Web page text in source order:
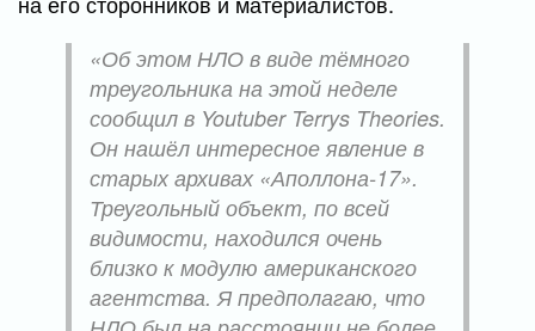
«Об этом НЛО в виде тёмного
треугольника на этой неделе
сообщил в Youtuber Terrys Theories.
Он нашёл интересное явление в
старых архивах «Аполлона-17».
Треугольный объект, по всей
видимости, находился очень
близко к модулю американского
агентства. Я предполагаю, что